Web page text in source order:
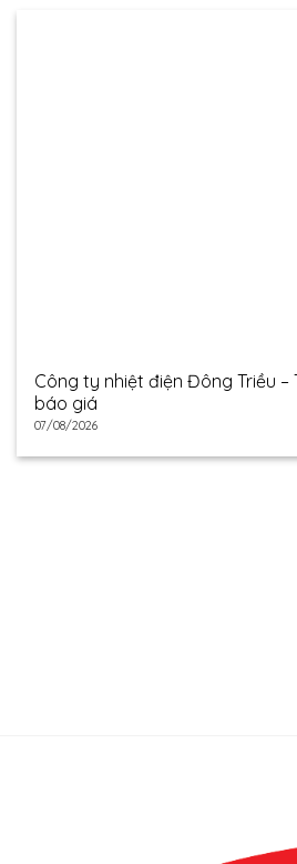
Công ty nhiệt điện Đông Triều –
báo giá
07/08/2026